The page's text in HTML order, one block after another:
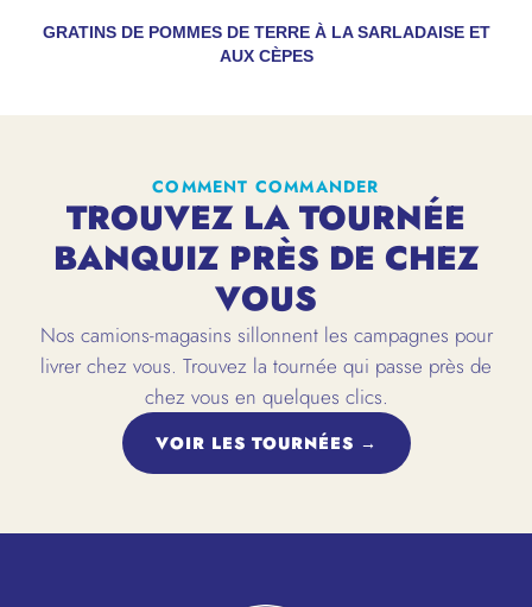
GRATINS DE POMMES DE TERRE À LA SARLADAISE ET
AUX CÈPES
COMMENT COMMANDER
TROUVEZ LA TOURNÉE
BANQUIZ PRÈS DE CHEZ
VOUS
Nos camions-magasins sillonnent les campagnes pour
livrer chez vous. Trouvez la tournée qui passe près de
chez vous en quelques clics.
VOIR LES TOURNÉES →